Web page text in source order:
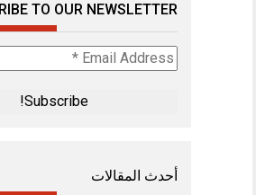
TO OUR NEWSLETTER
Email
Address
أحدث المقالات